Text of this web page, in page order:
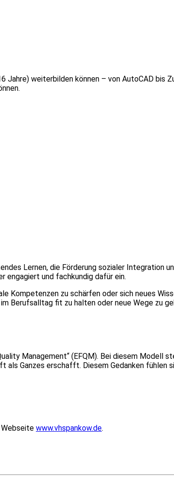
Jahre) weiterbilden können – von AutoCAD bis
Lernen, die Förderung sozialer Integration
engagiert und fachkundig dafür ein.
Kompetenzen zu schärfen oder sich neues
Berufsalltag fit zu halten oder neue Wege zu
Management“ (EFQM). Bei diesem Modell
als Ganzes erschafft. Diesem Gedanken fühlen
Webseite www.vhspankow.de.